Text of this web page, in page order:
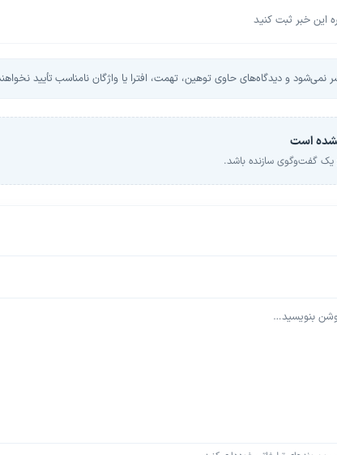
این خبر ثبت کنید
نمی‌شود و دیدگاه‌های حاوی توهین، تهمت، افترا یا واژگان نامناسب تأیید
است
گفت‌وگوی سازنده باشد.